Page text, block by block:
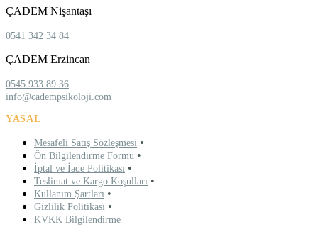
ÇADEM Nişantaşı
0541 342 34 84
ÇADEM Erzincan
0545 933 89 36
info@cadempsikoloji.com
YASAL
Mesafeli Satış Sözleşmesi •
Ön Bilgilendirme Formu •
İptal ve İade Politikası •
Teslimat ve Kargo Koşulları •
Kullanım Şartları •
Gizlilik Politikası •
KVKK Bilgilendirme